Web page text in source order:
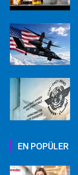
EN POPÜLER